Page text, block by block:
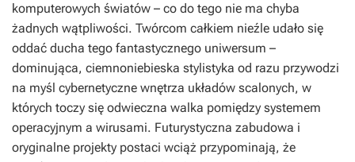
komputerowych światów – co do tego nie ma chyba
żadnych wątpliwości. Twórcom całkiem nieźle udało się
oddać ducha tego fantastycznego uniwersum –
dominująca, ciemnoniebieska stylistyka od razu przywodzi
na myśl cybernetyczne wnętrza układów scalonych, w
których toczy się odwieczna walka pomiędzy systemem
operacyjnym a wirusami. Futurystyczna zabudowa i
oryginalne projekty postaci wciąż przypominają, że